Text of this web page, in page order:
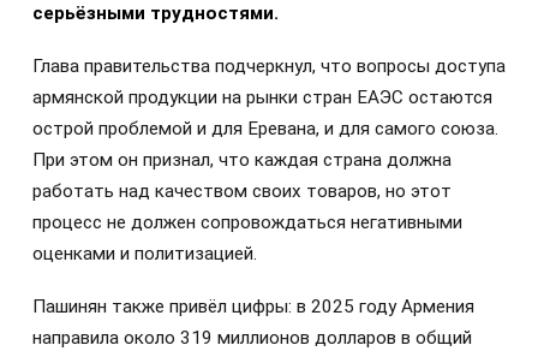
серьёзными трудностями.
Глава правительства подчеркнул, что вопросы доступа
армянской продукции на рынки стран ЕАЭС остаются
острой проблемой и для Еревана, и для самого союза.
При этом он признал, что каждая страна должна
работать над качеством своих товаров, но этот
процесс не должен сопровождаться негативными
оценками и политизацией.
Пашинян также привёл цифры: в 2025 году Армения
направила около 319 миллионов долларов в общий